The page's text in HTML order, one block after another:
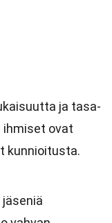
ja tasa-
ihmiset ovat
kunnioitusta.